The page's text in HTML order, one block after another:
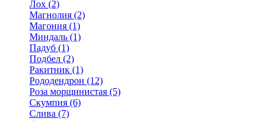
Лох (2)
Магнолия (2)
Магония (1)
Миндаль (1)
Падуб (1)
Подбел (2)
Ракитник (1)
Рододендрон (12)
Роза морщинистая (5)
Скумпия (6)
Слива (7)